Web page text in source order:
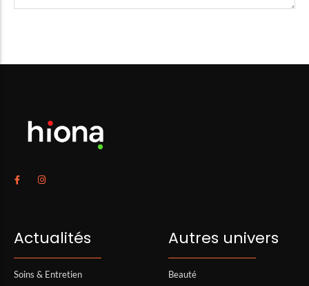
Actualités
Soins & Entretien
Autres univers
Beauté